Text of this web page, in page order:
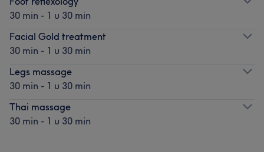
30 min - 1 u 30 min
Facial Gold treatment
30 min - 1 u 30 min
Legs massage
30 min - 1 u 30 min
Thai massage
30 min - 1 u 30 min